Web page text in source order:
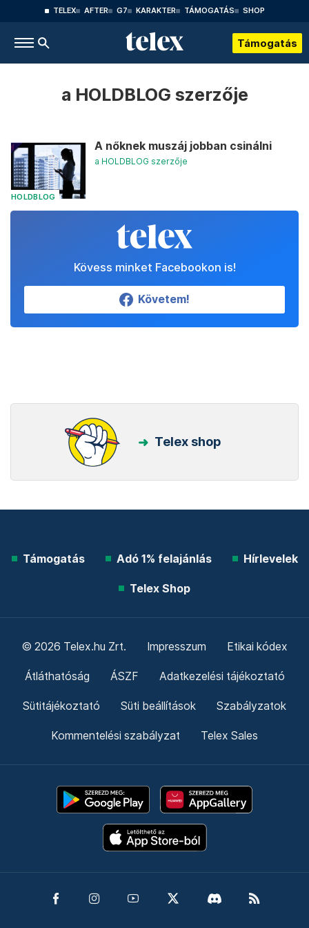
TELEX AFTER G7 KARAKTER TÁMOGATÁS SHOP
Támogatás
a HOLDBLOG szerzője
HOLDBLOG
A nőknek muszáj jobban csinálni
a HOLDBLOG szerzője
Kövess minket Facebookon is!
Követem!
Telex shop
Támogatás Adó 1% felajánlás Hírlevelek
Telex Shop
© 2026 Telex.hu Zrt. Impresszum Etikai kódex
Átláthatóság ÁSZF Adatkezelési tájékoztató
Sütitájékoztató Süti beállítások Szabályzatok
Kommentelési szabályzat Telex Sales